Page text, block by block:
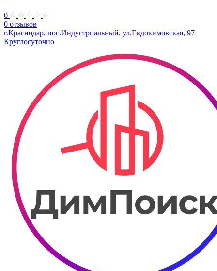
0
0 отзывов
г.Краснодар, пос.Индустриальный, ул.Евдокимовская, 97
Круглосуточно